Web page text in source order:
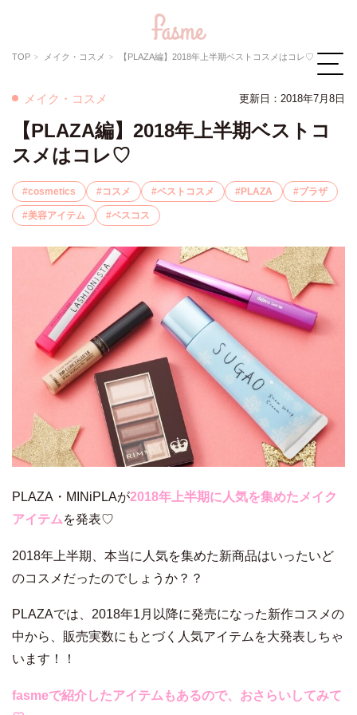
TOP メイク・コスメ 【PLAZA編】2018年上半期ベストコスメはコレ♡
メイク・コスメ 更新日：2018年7月8日
【PLAZA編】2018年上半期ベストコ
スメはコレ♡
cosmetics コスメ ベストコスメ PLAZA プラザ
美容アイテム ベスコス
PLAZA・MINiPLAが2018年上半期に人気を集めたメイク
アイテムを発表♡
2018年上半期、本当に人気を集めた新商品はいったいど
のコスメだったのでしょうか？？
PLAZAでは、2018年1月以降に発売になった新作コスメの
中から、販売実数にもとづく人気アイテムを大発表しちゃ
います！！
fasmeで紹介したアイテムもあるので、おさらいしてみて